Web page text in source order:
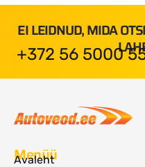
EI LEIDNUD, MIDA
+372 56 5000
Menüü
Avaleht